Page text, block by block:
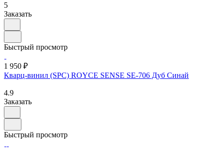
5
Заказать
Быстрый просмотр
1 950 ₽
Кварц-винил (SPC) ROYCE SENSE SE-706 Дуб Синай
4.9
Заказать
Быстрый просмотр